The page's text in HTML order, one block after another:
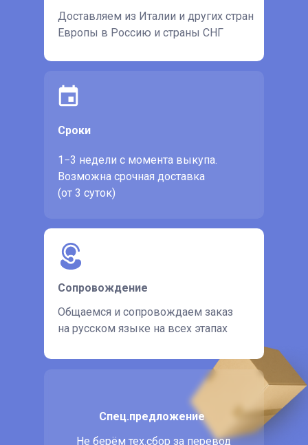
1−3 недели с момента выкупа.
Возможна срочная доставка
(от 3 суток)
Сроки
Доставляем из Италии и других стран
Европы в Россию и страны СНГ
Не берём тех.сбор за перевод
Спец.предложение
Общаемся и сопровождаем заказ
на русском языке на всех этапах
Сопровождение